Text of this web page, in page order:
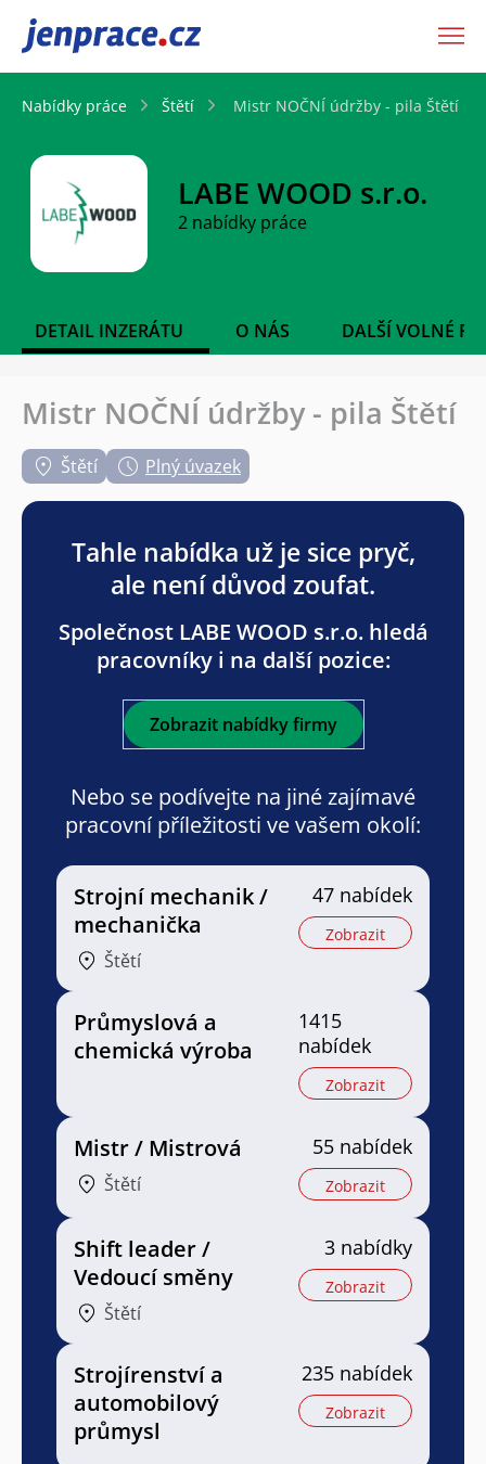
JenPráce.cz
Nabídky práce Štětí Mistr NOČNÍ údržby - pila Štětí
LABE WOOD s.r.o.
2 nabídky práce
DETAIL INZERÁTU O NÁS DALŠÍ VOLNÉ
Mistr NOČNÍ údržby - pila Štětí
Štětí Plný úvazek
Tahle nabídka už je sice pryč,
ale není důvod zoufat.
Společnost LABE WOOD s.r.o. hledá
pracovníky i na další pozice:
Zobrazit nabídky firmy
Nebo se podívejte na jiné zajímavé
pracovní příležitosti ve vašem okolí:
Strojní mechanik /
mechanička
Štětí
47 nabídek
Zobrazit
Průmyslová a
chemická výroba
1415
nabídek
Zobrazit
Mistr / Mistrová
Štětí
55 nabídek
Zobrazit
Shift leader /
Vedoucí směny
Štětí
3 nabídky
Zobrazit
Strojírenství a
automobilový
průmysl
235 nabídek
Zobrazit